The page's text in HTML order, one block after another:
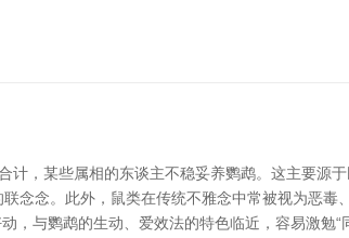
，某些属相的东谈主不稳妥养鹦鹉。这主要源
念念。此外，鼠类在传统不雅念中常被视为恶
，与鹦鹉的生动、爱效法的特色临近，容易激勉